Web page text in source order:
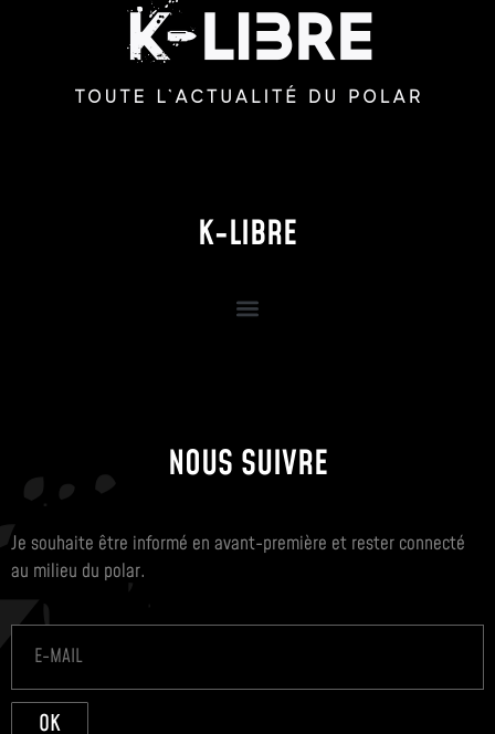
K-LIBRE
NOUS SUIVRE
Je souhaite être informé en avant-première et rester connecté
au milieu du polar.
OK